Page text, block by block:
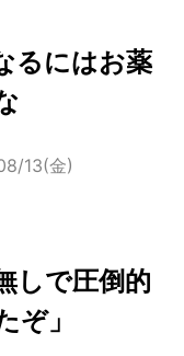
るにはお薬
13(金)
しで圧倒的
ぞ」